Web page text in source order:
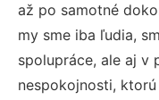
až po samotné
my sme iba ľudia,
spolupráce, ale aj v
nespokojnosti,